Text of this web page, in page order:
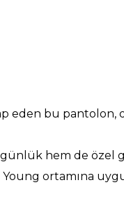
eden bu
hem de özel
ortamına